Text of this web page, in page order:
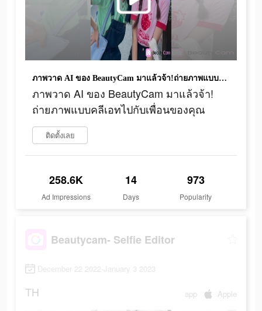
ภาพวาด AI ของ BeautyCam มาแล้วจ้า!ถ่ายภาพแบบคลีเอทไปกับเพื่อนของคุณ
ภาพวาด AI ของ BeautyCam มาแล้วจ้า!
ถ่ายภาพแบบคลีเอทไปกับเพื่อนของคุณ
ติดตั้งเลย
258.6K
Ad Impressions
14
Days
973
Popularity
Beautycam- Selfie Editor
December 22 2022-January 3 2023
TH app Apple